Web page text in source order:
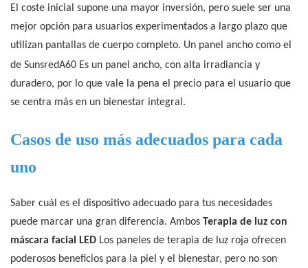
El coste inicial supone una mayor inversión, pero suele ser una
mejor opción para usuarios experimentados a largo plazo que
utilizan pantallas de cuerpo completo. Un panel ancho como el
de SunsredA60 Es un panel ancho, con alta irradiancia y
duradero, por lo que vale la pena el precio para el usuario que
se centra más en un bienestar integral.
Casos de uso más adecuados para cada
uno
Saber cuál es el dispositivo adecuado para tus necesidades
puede marcar una gran diferencia. Ambos Terapia de luz con
máscara facial LED Los paneles de terapia de luz roja ofrecen
poderosos beneficios para la piel y el bienestar, pero no son